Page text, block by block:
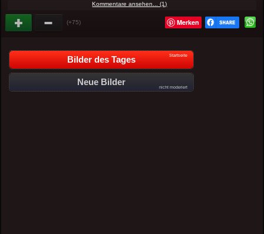
Kommentare ansehen... (1)
(+75) Merken
Bilder des Tages Startseite
Neue Bilder
nicht moderiert